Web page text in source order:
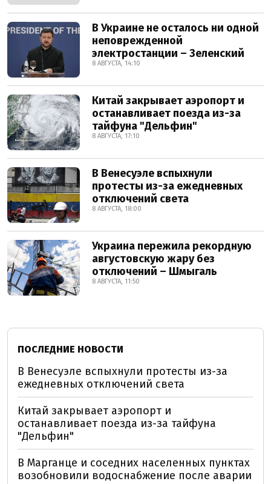
В Украине не осталось ни одной
неповрежденной
электростанции – Зеленский
8 АВГУСТА, 14:10
Китай закрывает аэропорт и
останавливает поезда из-за
тайфуна "Дельфин"
8 АВГУСТА, 17:10
В Венесуэле вспыхнули
протесты из-за ежедневных
отключений света
8 АВГУСТА, 18:00
Украина пережила рекордную
августовскую жару без
отключений – Шмыгаль
8 АВГУСТА, 11:50
ПОСЛЕДНИЕ НОВОСТИ
В Венесуэле вспыхнули протесты из-за
ежедневных отключений света
Китай закрывает аэропорт и
останавливает поезда из-за тайфуна
"Дельфин"
В Марганце и соседних населенных пунктах
возобновили водоснабжение после аварии